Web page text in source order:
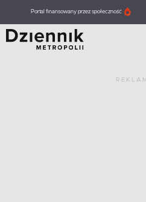
Portal finansowany przez społeczność